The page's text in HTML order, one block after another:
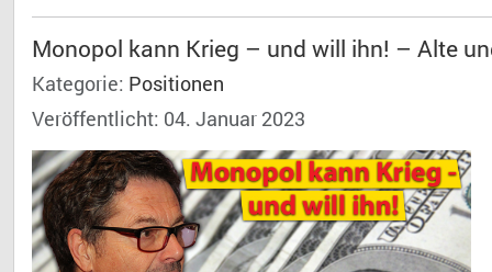
Monopol kann Krieg – und will ihn! – Alte
Kategorie: Positionen
Veröffentlicht: 04. Januar 2023